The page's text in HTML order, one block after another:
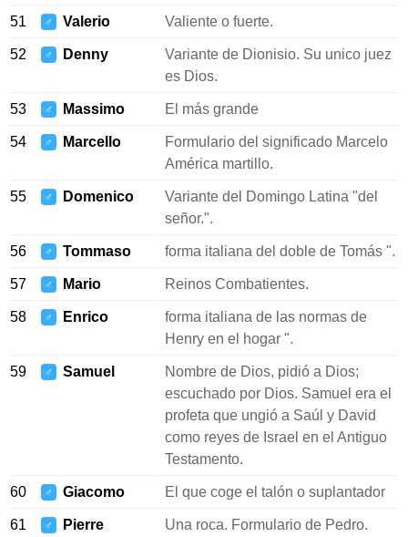
51 ♂ Valerio Valiente o fuerte.
52 ♂ Denny
Variante de Dionisio. Su unico juez
es Dios.
53 ♂ Massimo El más grande
54 ♂ Marcello
Formulario del significado Marcelo
América martillo.
55 ♂ Domenico
Variante del Domingo Latina "del
señor.".
56 ♂ Tommaso forma italiana del doble de Tomás ".
57 ♂ Mario Reinos Combatientes.
58 ♂ Enrico
forma italiana de las normas de
Henry en el hogar ".
59 ♂ Samuel
Nombre de Dios, pidió a Dios;
escuchado por Dios. Samuel era el
profeta que ungió a Saúl y David
como reyes de Israel en el Antiguo
Testamento.
60 ♂ Giacomo El que coge el talón o suplantador
61 ♂ Pierre Una roca. Formulario de Pedro.